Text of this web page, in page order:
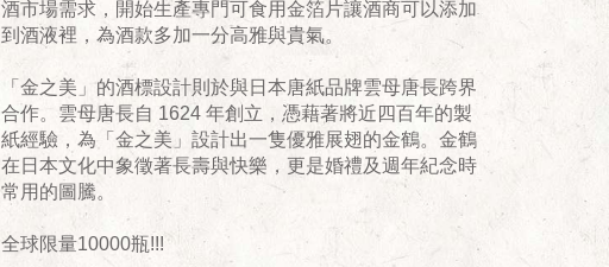
酒市場需求，開始生產專門可食用金箔片讓酒商可以添加
到酒液裡，為酒款多加一分高雅與貴氣。
「金之美」的酒標設計則於與日本唐紙品牌雲母唐長跨界
合作。雲母唐長自 1624 年創立，憑藉著將近四百年的製
紙經驗，為「金之美」設計出一隻優雅展翅的金鶴。金鶴
在日本文化中象徵著長壽與快樂，更是婚禮及週年紀念時
常用的圖騰。
全球限量10000瓶!!!